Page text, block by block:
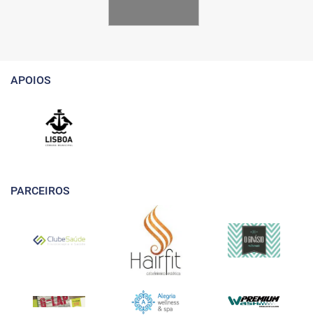
APOIOS
PARCEIROS